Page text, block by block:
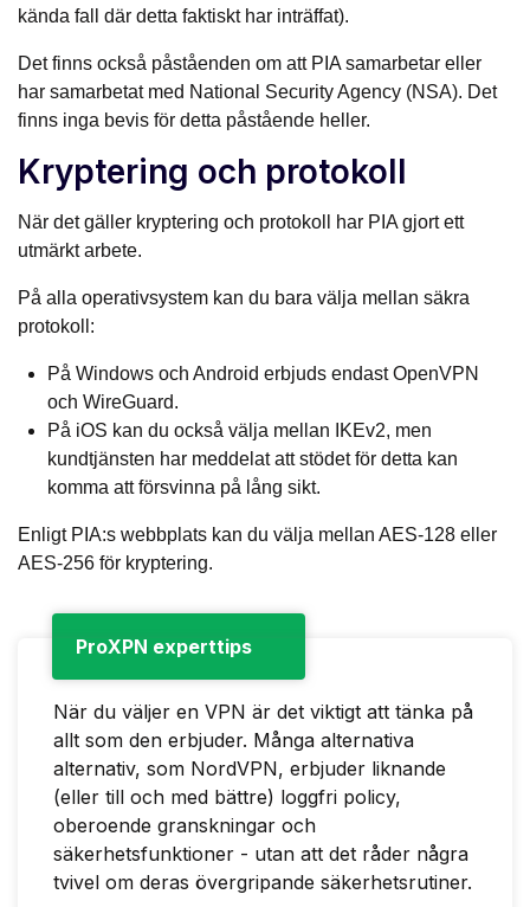
kända fall där detta faktiskt har inträffat).
Det finns också påståenden om att PIA samarbetar eller
har samarbetat med National Security Agency (NSA). Det
finns inga bevis för detta påstående heller.
Kryptering och protokoll
När det gäller kryptering och protokoll har PIA gjort ett
utmärkt arbete.
På alla operativsystem kan du bara välja mellan säkra
protokoll:
På Windows och Android erbjuds endast OpenVPN
och WireGuard.
På iOS kan du också välja mellan IKEv2, men
kundtjänsten har meddelat att stödet för detta kan
komma att försvinna på lång sikt.
Enligt PIA:s webbplats kan du välja mellan AES-128 eller
AES-256 för kryptering.
ProXPN experttips
När du väljer en VPN är det viktigt att tänka på
allt som den erbjuder. Många alternativa
alternativ, som NordVPN, erbjuder liknande
(eller till och med bättre) loggfri policy,
oberoende granskningar och
säkerhetsfunktioner - utan att det råder några
tvivel om deras övergripande säkerhetsrutiner.